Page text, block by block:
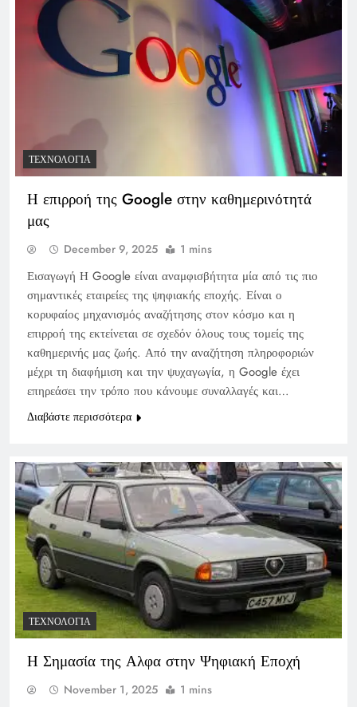
ΤΕΧΝΟΛΟΓΊΑ
Η επιρροή της Google στην καθημερινότητά
μας
December 9, 2025 1 mins
Εισαγωγή Η Google είναι αναμφισβήτητα μία από τις πιο
σημαντικές εταιρείες της ψηφιακής εποχής. Είναι ο
κορυφαίος μηχανισμός αναζήτησης στον κόσμο και η
επιρροή της εκτείνεται σε σχεδόν όλους τους τομείς της
καθημερινής μας ζωής. Από την αναζήτηση πληροφοριών
μέχρι τη διαφήμιση και την ψυχαγωγία, η Google έχει
επηρεάσει την τρόπο που κάνουμε συναλλαγές και…
Διαβάστε περισσότερα
ΤΕΧΝΟΛΟΓΊΑ
Η Σημασία της Αλφα στην Ψηφιακή Εποχή
November 1, 2025 1 mins